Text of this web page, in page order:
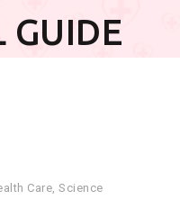
GUIDE
Care, Science